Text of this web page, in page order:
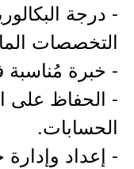
- درجة
التخصصات
- خبرة
- الحفاظ على
الحسابات.
- إعداد